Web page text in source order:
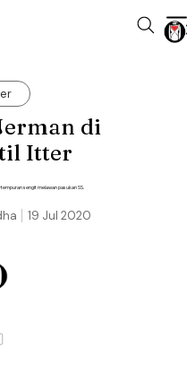
di
Itter
sengit melawan pasukan SS.
19 Jul 2020